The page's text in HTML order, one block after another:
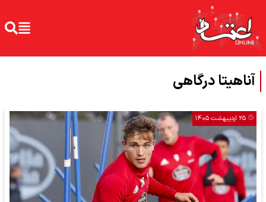
آناهیتا درگاهی
۲۵ اردیبهشت ۱۴۰۵